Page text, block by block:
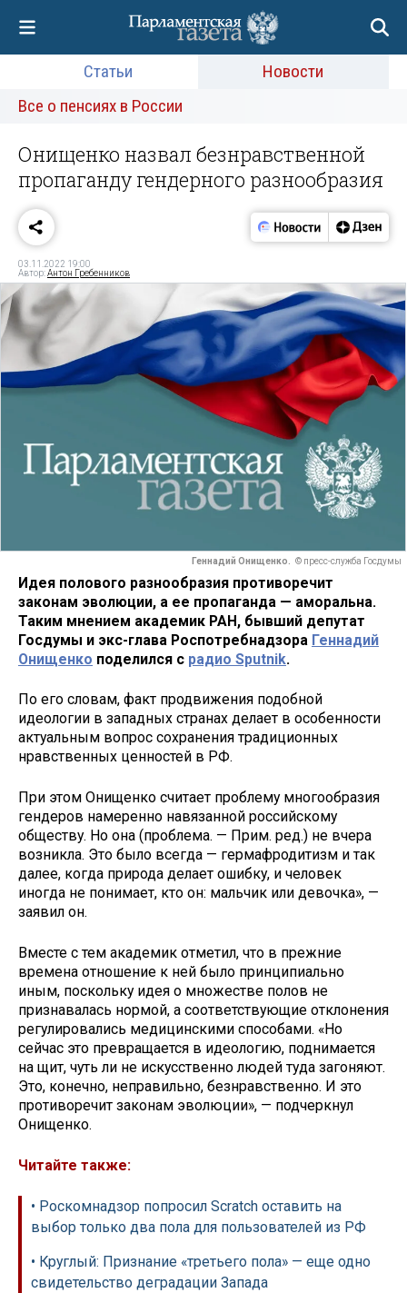
Статьи
Новости
Все о пенсиях в России
Онищенко назвал безнравственной
пропаганду гендерного разнообразия
03.11.2022 19:00
Автор:Антон Гребенников
Геннадий Онищенко. © пресс-служба Госдумы
Идея полового разнообразия противоречит
законам эволюции, а ее пропаганда — аморальна.
Таким мнением академик РАН, бывший депутат
Госдумы и экс-глава Роспотребнадзора Геннадий
Онищенко поделился с радио Sputnik.
По его словам, факт продвижения подобной
идеологии в западных странах делает в особенности
актуальным вопрос сохранения традиционных
нравственных ценностей в РФ.
При этом Онищенко считает проблему многообразия
гендеров намеренно навязанной российскому
обществу. Но она (проблема. — Прим. ред.) не вчера
возникла. Это было всегда — гермафродитизм и так
далее, когда природа делает ошибку, и человек
иногда не понимает, кто он: мальчик или девочка», —
заявил он.
Вместе с тем академик отметил, что в прежние
времена отношение к ней было принципиально
иным, поскольку идея о множестве полов не
признавалась нормой, а соответствующие отклонения
регулировались медицинскими способами. «Но
сейчас это превращается в идеологию, поднимается
на щит, чуть ли не искусственно людей туда загоняют.
Это, конечно, неправильно, безнравственно. И это
противоречит законам эволюции», — подчеркнул
Онищенко.
Читайте также:
• Роскомнадзор попросил Scratch оставить на
выбор только два пола для пользователей из РФ
• Круглый: Признание «третьего пола» — еще одно
свидетельство деградации Запада